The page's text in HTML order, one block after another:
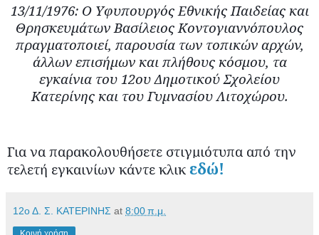
13/11/1976: Ο Υφυπουργός Εθνικής Παιδείας και
Θρησκευμάτων Βασίλειος Κοντογιαννόπουλος
πραγματοποιεί, παρουσία των τοπικών αρχών,
άλλων επισήμων και πλήθους κόσμου, τα
εγκαίνια του 12ου Δημοτικού Σχολείου
Κατερίνης και του Γυμνασίου Λιτοχώρου.
Για να παρακολουθήσετε στιγμιότυπα από την
τελετή εγκαινίων κάντε κλικ εδώ!
12ο Δ. Σ. ΚΑΤΕΡΙΝΗΣ at 8:00 π.μ.